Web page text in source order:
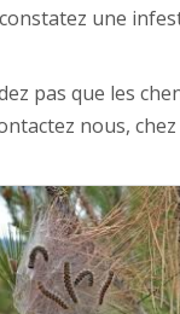
une
pas que les
nous,